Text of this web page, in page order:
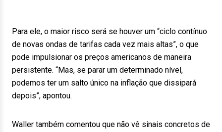
Para ele, o maior risco será se houver um “ciclo contínuo
de novas ondas de tarifas cada vez mais altas”, o que
pode impulsionar os preços americanos de maneira
persistente. “Mas, se parar um determinado nível,
podemos ter um salto único na inflação que dissipará
depois”, apontou.
Waller também comentou que não vê sinais concretos de